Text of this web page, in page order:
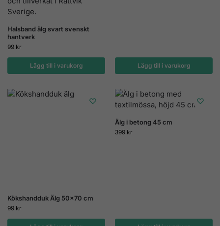
Halsband älg svart svenskt
hantverk
99 kr
Lägg till i varukorg Lägg till i varukorg
Kökshandduk Älg 50×70 cm
99 kr
Älg i betong 45 cm
399 kr